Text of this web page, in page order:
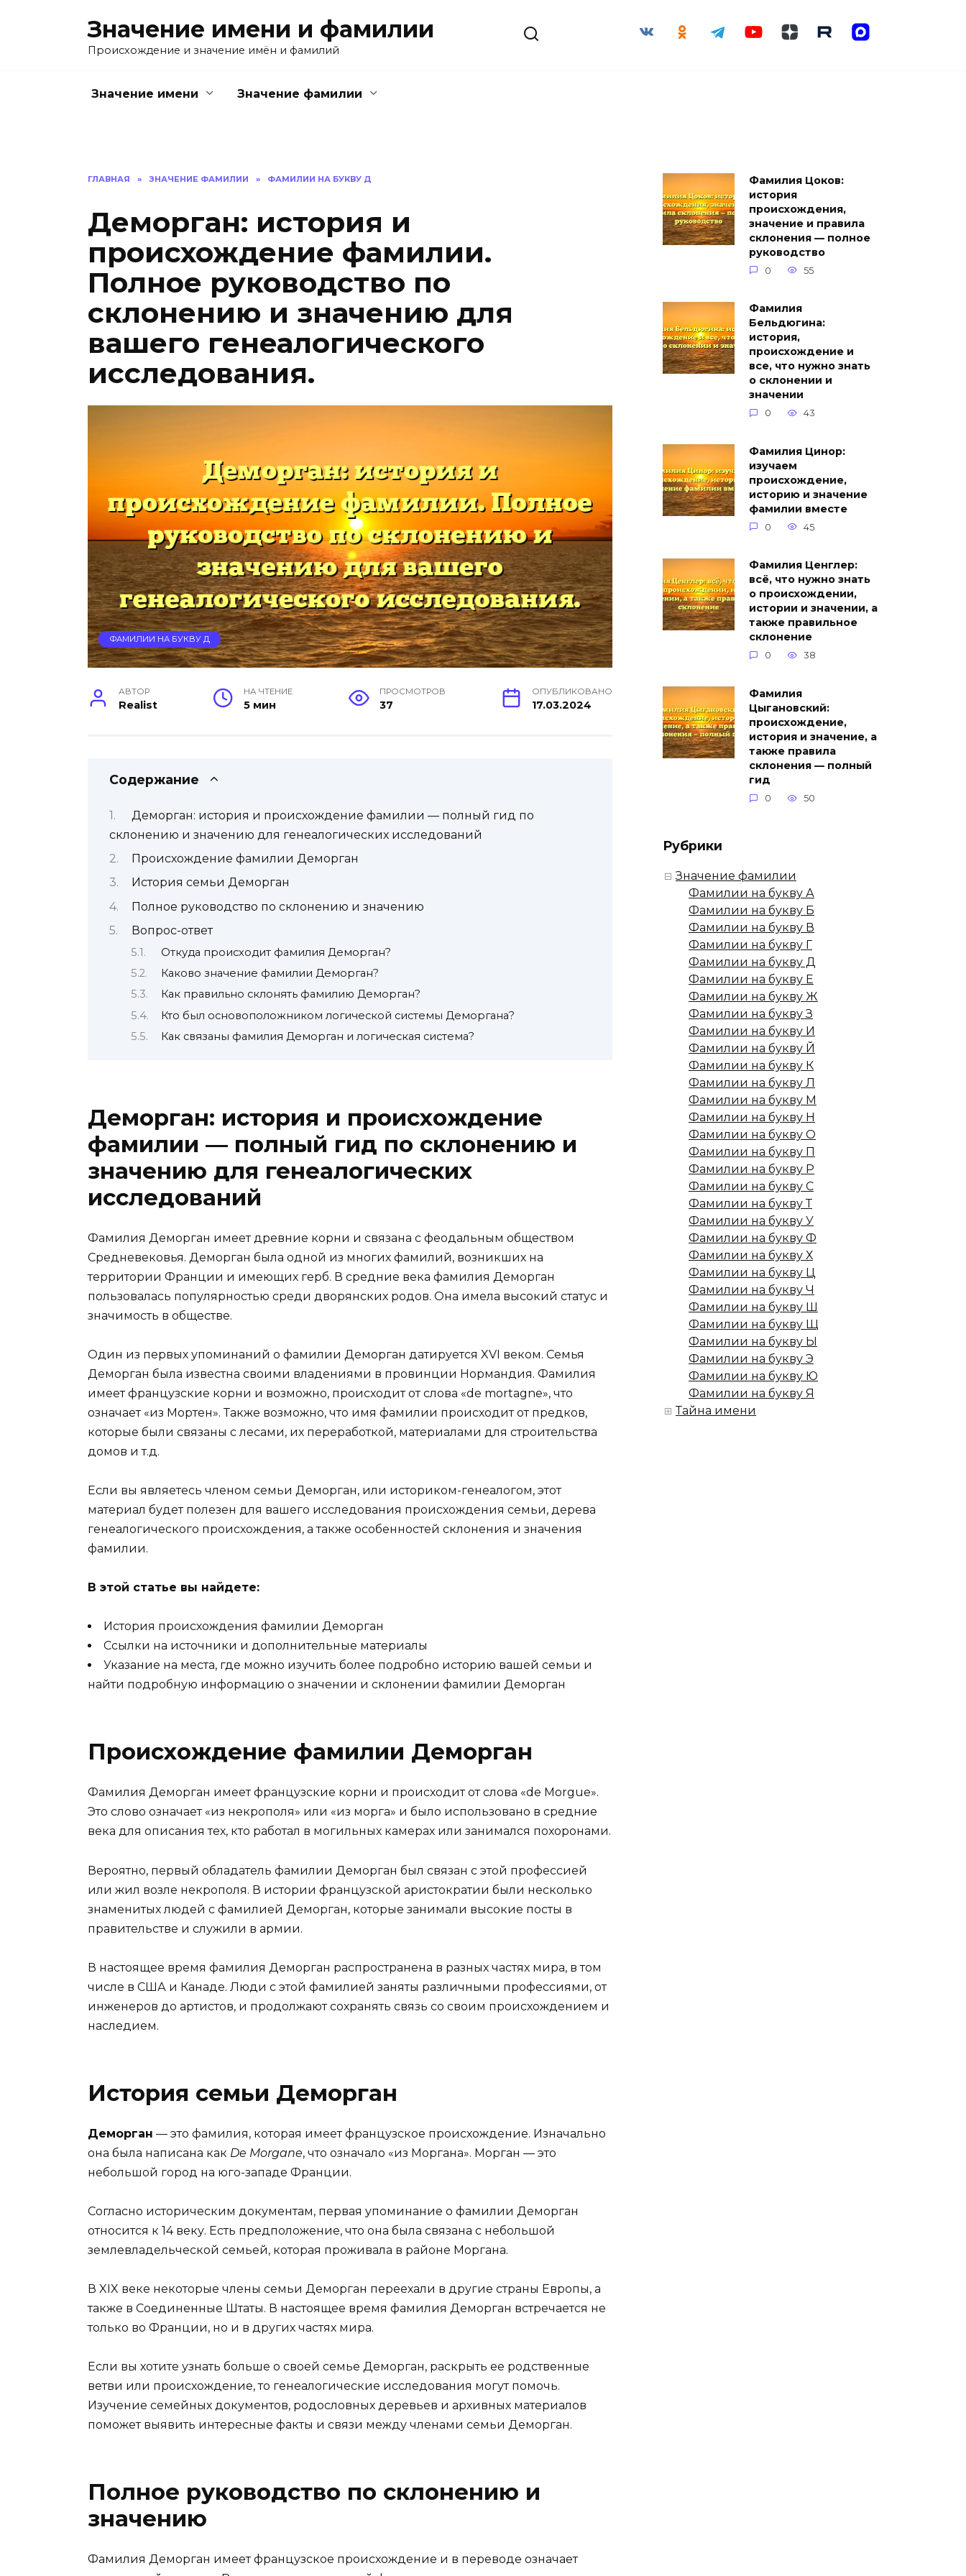
Значение имени и фамилии
Происхождение и значение имён и фамилий
Значение имени Значение фамилии
ГЛАВНАЯ » ЗНАЧЕНИЕ ФАМИЛИИ » ФАМИЛИИ НА БУКВУ Д
Деморган: история и
происхождение фамилии.
Полное руководство по
склонению и значению для
вашего генеалогического
исследования.
ФАМИЛИИ НА БУКВУ Д
АВТОР
Realist
НА ЧТЕНИЕ
5 мин
ПРОСМОТРОВ
37
ОПУБЛИКОВАНО
17.03.2024
Содержание
Деморган: история и происхождение фамилии — полный гид по
склонению и значению для генеалогических исследований
Происхождение фамилии Деморган
История семьи Деморган
Полное руководство по склонению и значению
Вопрос-ответ
Откуда происходит фамилия Деморган?
Каково значение фамилии Деморган?
Как правильно склонять фамилию Деморган?
Кто был основоположником логической системы Деморгана?
Как связаны фамилия Деморган и логическая система?
Деморган: история и происхождение
фамилии — полный гид по склонению и
значению для генеалогических
исследований
Фамилия Деморган имеет древние корни и связана с феодальным обществом
Средневековья. Деморган была одной из многих фамилий, возникших на
территории Франции и имеющих герб. В средние века фамилия Деморган
пользовалась популярностью среди дворянских родов. Она имела высокий статус и
значимость в обществе.
Один из первых упоминаний о фамилии Деморган датируется XVI веком. Семья
Деморган была известна своими владениями в провинции Нормандия. Фамилия
имеет французские корни и возможно, происходит от слова «de mortagne», что
означает «из Мортен». Также возможно, что имя фамилии происходит от предков,
которые были связаны с лесами, их переработкой, материалами для строительства
домов и т.д.
Если вы являетесь членом семьи Деморган, или историком-генеалогом, этот
материал будет полезен для вашего исследования происхождения семьи, дерева
генеалогического происхождения, а также особенностей склонения и значения
фамилии.
В этой статье вы найдете:
История происхождения фамилии Деморган
Ссылки на источники и дополнительные материалы
Указание на места, где можно изучить более подробно историю вашей семьи и
найти подробную информацию о значении и склонении фамилии Деморган
Происхождение фамилии Деморган
Фамилия Деморган имеет французские корни и происходит от слова «de Morgue».
Это слово означает «из некрополя» или «из морга» и было использовано в средние
века для описания тех, кто работал в могильных камерах или занимался похоронами.
Вероятно, первый обладатель фамилии Деморган был связан с этой профессией
или жил возле некрополя. В истории французской аристократии были несколько
знаменитых людей с фамилией Деморган, которые занимали высокие посты в
правительстве и служили в армии.
В настоящее время фамилия Деморган распространена в разных частях мира, в том
числе в США и Канаде. Люди с этой фамилией заняты различными профессиями, от
инженеров до артистов, и продолжают сохранять связь со своим происхождением и
наследием.
История семьи Деморган
Деморган — это фамилия, которая имеет французское происхождение. Изначально
она была написана как De Morgane, что означало «из Моргана». Морган — это
небольшой город на юго-западе Франции.
Согласно историческим документам, первая упоминание о фамилии Деморган
относится к 14 веку. Есть предположение, что она была связана с небольшой
землевладельческой семьей, которая проживала в районе Моргана.
В XIX веке некоторые члены семьи Деморган переехали в другие страны Европы, а
также в Соединенные Штаты. В настоящее время фамилия Деморган встречается не
только во Франции, но и в других частях мира.
Если вы хотите узнать больше о своей семье Деморган, раскрыть ее родственные
ветви или происхождение, то генеалогические исследования могут помочь.
Изучение семейных документов, родословных деревьев и архивных материалов
поможет выявить интересные факты и связи между членами семьи Деморган.
Полное руководство по склонению и
значению
Фамилия Деморган имеет французское происхождение и в переводе означает
Фамилия Цоков:
история
происхождения,
значение и правила
склонения — полное
руководство
0 55
Фамилия
Бельдюгина:
история,
происхождение и
все, что нужно знать
о склонении и
значении
0 43
Фамилия Цинор:
изучаем
происхождение,
историю и значение
фамилии вместе
0 45
Фамилия Ценглер:
всё, что нужно знать
о происхождении,
истории и значении, а
также правильное
склонение
0 38
Фамилия
Цыгановский:
происхождение,
история и значение, а
также правила
склонения — полный
гид
0 50
Рубрики
Значение фамилии
Фамилии на букву А
Фамилии на букву Б
Фамилии на букву В
Фамилии на букву Г
Фамилии на букву Д
Фамилии на букву Е
Фамилии на букву Ж
Фамилии на букву З
Фамилии на букву И
Фамилии на букву Й
Фамилии на букву К
Фамилии на букву Л
Фамилии на букву М
Фамилии на букву Н
Фамилии на букву О
Фамилии на букву П
Фамилии на букву Р
Фамилии на букву С
Фамилии на букву Т
Фамилии на букву У
Фамилии на букву Ф
Фамилии на букву Х
Фамилии на букву Ц
Фамилии на букву Ч
Фамилии на букву Ш
Фамилии на букву Щ
Фамилии на букву Ы
Фамилии на букву Э
Фамилии на букву Ю
Фамилии на букву Я
Тайна имени